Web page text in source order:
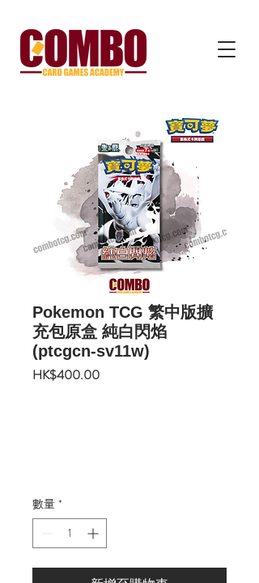
Pokemon TCG 繁中版擴
充包原盒 純白閃焰
(ptcgcn-sv11w)
HK$400.00價
數量 *